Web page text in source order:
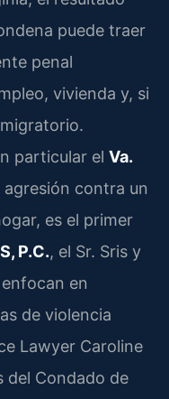
puede traer
penal
vivienda y, si
particular el Va.
agresión contra un
es el primer
P.C., el Sr. Sris y
en
de violencia
Lawyer Caroline
del Condado de